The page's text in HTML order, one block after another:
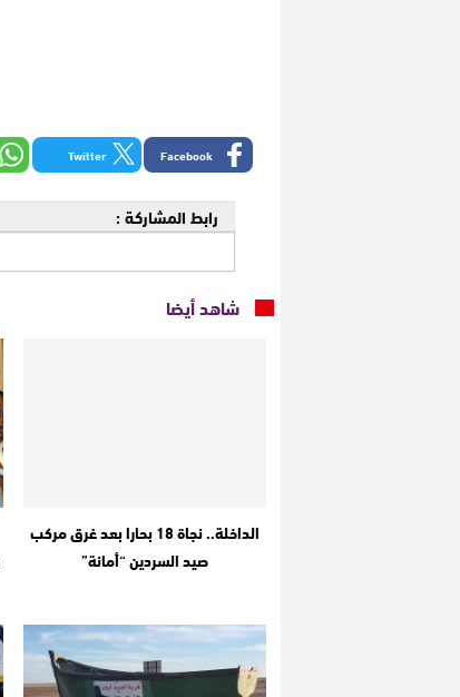
Facebook
Twitter
رابط المشاركة :
شاهد أيضا
الداخلة.. نجاة 18 بحارا بعد غرق مركب
صيد السردين “أمانة”